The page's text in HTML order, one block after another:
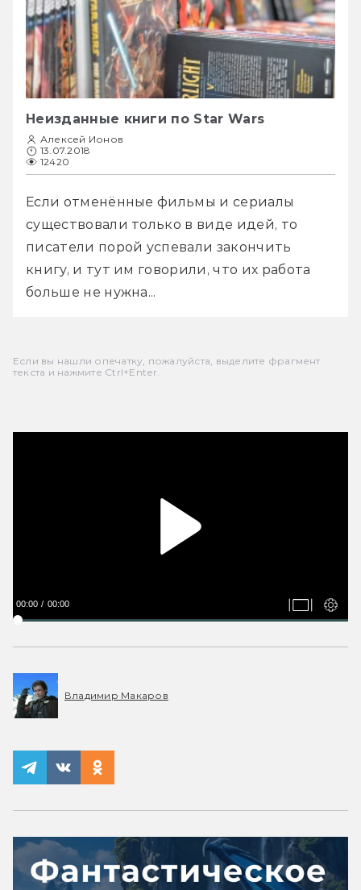
Неизданные книги по Star Wars
Алексей Ионов
13.07.2018
12420
Если отменённые фильмы и сериалы
существовали только в виде идей, то
писатели порой успевали закончить
книгу, и тут им говорили, что их работа
больше не нужна...
Если вы нашли опечатку, пожалуйста, выделите фрагмент
текста и нажмите Ctrl+Enter.
00:00 00:00
Владимир Макаров